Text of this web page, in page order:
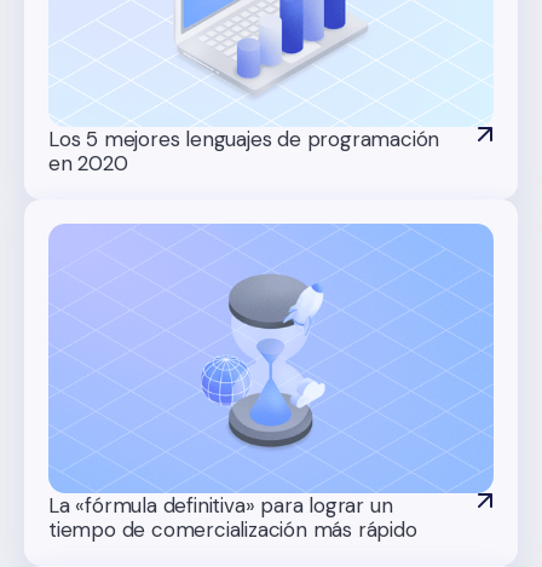
Los 5 mejores lenguajes de programación
en 2020
La «fórmula definitiva» para lograr un
tiempo de comercialización más rápido